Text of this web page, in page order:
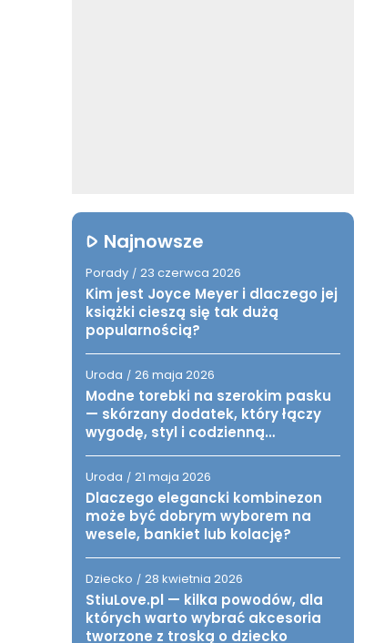
Najnowsze
Porady / 23 czerwca 2026
Kim jest Joyce Meyer i dlaczego jej
książki cieszą się tak dużą
popularnością?
Uroda / 26 maja 2026
Modne torebki na szerokim pasku
— skórzany dodatek, który łączy
wygodę, styl i codzienną
Uroda / 21 maja 2026
Dlaczego elegancki kombinezon
może być dobrym wyborem na
wesele, bankiet lub kolację?
Dziecko / 28 kwietnia 2026
StiuLove.pl — kilka powodów, dla
których warto wybrać akcesoria
tworzone z troską o dziecko